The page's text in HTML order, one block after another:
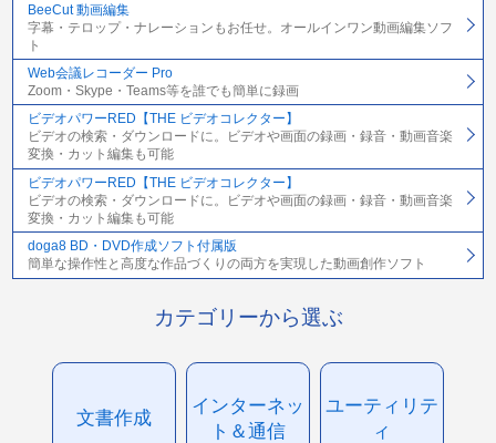
BeeCut 動画編集
字幕・テロップ・ナレーションもお任せ。オールインワン動画編集ソフ
ト
Web会議レコーダー Pro
Zoom・Skype・Teams等を誰でも簡単に録画
ビデオパワーRED【THE ビデオコレクター】
ビデオの検索・ダウンロードに。ビデオや画面の録画・録音・動画音楽
変換・カット編集も可能
ビデオパワーRED【THE ビデオコレクター】
ビデオの検索・ダウンロードに。ビデオや画面の録画・録音・動画音楽
変換・カット編集も可能
doga8 BD・DVD作成ソフト付属版
簡単な操作性と高度な作品づくりの両方を実現した動画創作ソフト
カテゴリーから選ぶ
文書作成
インターネッ
ト＆通信
ユーティリテ
ィ